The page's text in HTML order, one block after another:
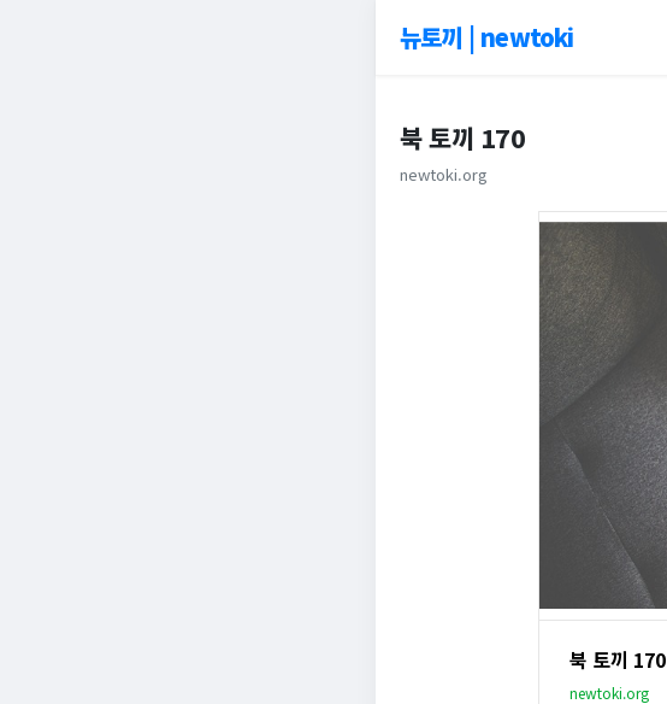
뉴토끼 | newtoki
북 토끼 170
newtoki.org
북 토끼 170
newtoki.org